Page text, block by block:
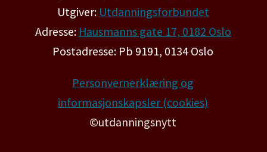
Utgiver: Utdanningsforbundet
Adresse: Hausmanns gate 17, 0182 Oslo
Postadresse: Pb 9191, 0134 Oslo
Personvernerklæring og
informasjonskapsler (cookies)
©utdanningsnytt